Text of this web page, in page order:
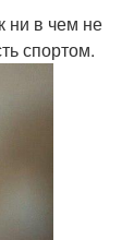
ни в чем не
спортом.